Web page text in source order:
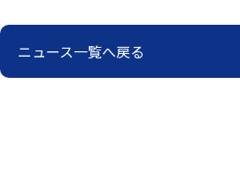
ニュース一覧へ戻る